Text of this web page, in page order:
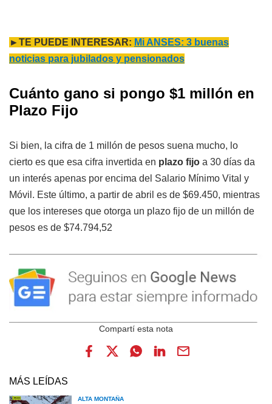
►TE PUEDE INTERESAR: Mi ANSES: 3 buenas
noticias para jubilados y pensionados
Cuánto gano si pongo $1 millón en
Plazo Fijo
Si bien, la cifra de 1 millón de pesos suena mucho, lo
cierto es que esa cifra invertida en plazo fijo a 30 días da
un interés apenas por encima del Salario Mínimo Vital y
Móvil. Este último, a partir de abril es de $69.450, mientras
que los intereses que otorga un plazo fijo de un millón de
pesos es de $74.794,52
MÁS LEÍDAS
ALTA MONTAÑA